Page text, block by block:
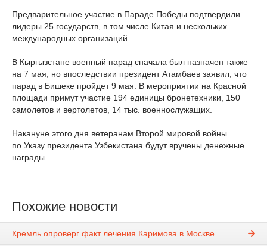
Предварительное участие в Параде Победы подтвердили
лидеры 25 государств, в том числе Китая и нескольких
международных организаций.
В Кыргызстане военный парад сначала был назначен также
на 7 мая, но впоследствии президент Атамбаев заявил, что
парад в Бишеке пройдет 9 мая. В мероприятии на Красной
площади примут участие 194 единицы бронетехники, 150
самолетов и вертолетов, 14 тыс. военнослужащих.
Накануне этого дня ветеранам Второй мировой войны
по Указу президента Узбекистана будут вручены денежные
награды.
Похожие новости
Кремль опроверг факт лечения Каримова в Москве